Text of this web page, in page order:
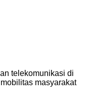
telekomunikasi di
masyarakat